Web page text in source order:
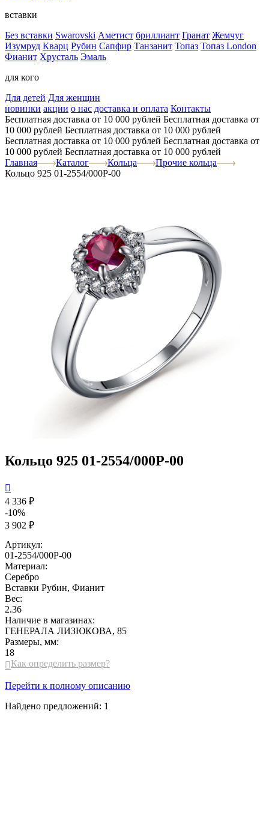
вставки
Без вставки Swarovski Аметист бриллиант Гранат Жемчуг
Изумруд Кварц Рубин Сапфир Танзанит Топаз Топаз London
Фианит Хрусталь Эмаль
для кого
Для детей Для женщин
новинки акции о нас доставка и оплата Контакты
Бесплатная доставка от 10 000 рублей Бесплатная доставка от
10 000 рублей Бесплатная доставка от 10 000 рублей
Бесплатная доставка от 10 000 рублей Бесплатная доставка от
10 000 рублей Бесплатная доставка от 10 000 рублей
Главная
Каталог Кольца
Прочие кольца
Кольцо 925 01-2554/000Р-00
Кольцо 925 01-2554/000Р-00

4 336 ₽
-10%
3 902 ₽
Артикул:
01-2554/000Р-00
Материал:
Серебро
Вставки Рубин, Фианит
Вес:
2.36
Наличие в магазинах:
ГЕНЕРАЛА ЛИЗЮКОВА, 85
Размеры, мм:
18
 Как определить размер?
Перейти к полному описанию
Найдено предложений: 1